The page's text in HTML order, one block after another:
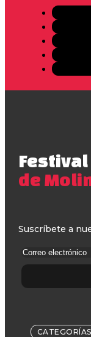
Festival
de
Suscríbete a
CATEGORÍAS